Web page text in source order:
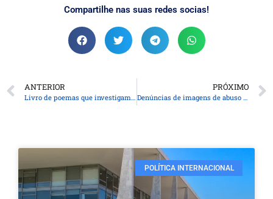
Compartilhe nas suas redes socias!
ANTERIOR
Livro de poemas que investigam a memória será lançado no Museu Paranaense
PRÓXIMO
Denúncias de imagens de abuso sexual infantil aumentam 78% no Telegram
POLÍTICA INTERNACIONAL